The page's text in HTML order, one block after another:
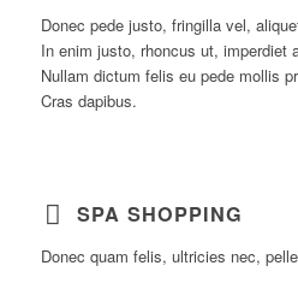
Donec pede justo, fringilla vel,
In enim justo, rhoncus ut, imperdiet
Nullam dictum felis eu pede mollis
Cras dapibus.
SPA SHOPPING
Donec quam felis, ultricies nec,